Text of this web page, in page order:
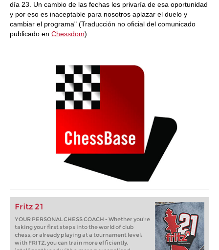
día 23. Un cambio de las fechas les privaría de esa oportunidad
y por eso es inaceptable para nosotros aplazar el duelo y
cambiar el programa" (Traducción no oficial del comunicado
publicado en Chessdom)
Fritz 21
YOUR PERSONAL CHESS COACH - Whether you’re
taking your first steps into the world of club
chess, or already playing at a tournament level:
with FRITZ, you can train more efficiently,